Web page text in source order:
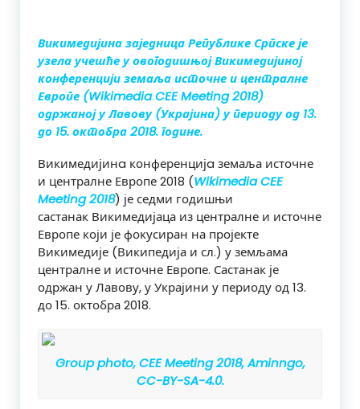
Викимедијина заједница Републике Српске је
узела учешће у овогодишњој Викимедијиној
конференцији земаља источне и централне
Европе (Wikimedia CEE Meeting 2018)
одржаној у Лавову (Украјина) у периоду од 13.
до 15. октобра 2018. године.
Викимедијинa конференцијa земаља источне
и централне Европе 2018 (Wikimedia CEE
Meeting 2018) је седми годишњи
састанак Викимедијаца из централне и источне
Европе који је фокусиран на пројекте
Викимедије (Википедија и сл.) у земљама
централне и источне Европе. Састанак је
одржан у Лавову, у Украјини у периоду од 13.
до 15. октобра 2018.
Group photo, CEE Meeting 2018, Aminngo,
CC-BY-SA-4.0.